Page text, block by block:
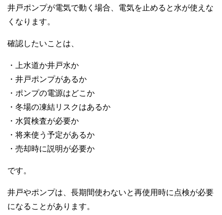
井戸ポンプが電気で動く場合、電気を止めると水が使えな
くなります。
確認したいことは、
・上水道か井戸水か
・井戸ポンプがあるか
・ポンプの電源はどこか
・冬場の凍結リスクはあるか
・水質検査が必要か
・将来使う予定があるか
・売却時に説明が必要か
です。
井戸やポンプは、長期間使わないと再使用時に点検が必要
になることがあります。